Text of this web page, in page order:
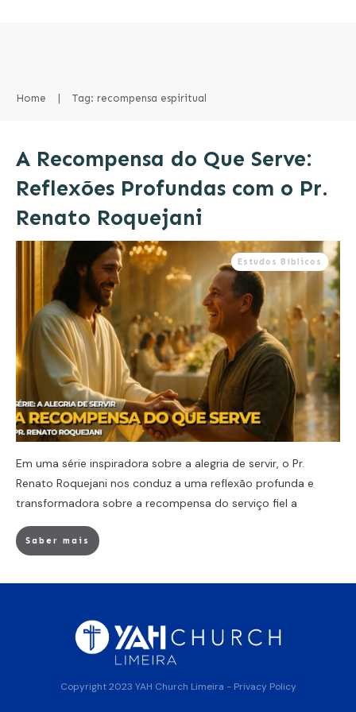
Home Tag: recompensa espiritual
A Recompensa do Que Serve:
Reflexões Profundas com o Pr.
Renato Roquejani
Estudos Bíblicos
Em uma série inspiradora sobre a alegria de servir, o Pr.
Renato Roquejani nos conduz a uma reflexão profunda e
transformadora sobre a recompensa do serviço fiel a
Saber mais
Copyright 2023 YAH Church Limeira - Privacy Policy